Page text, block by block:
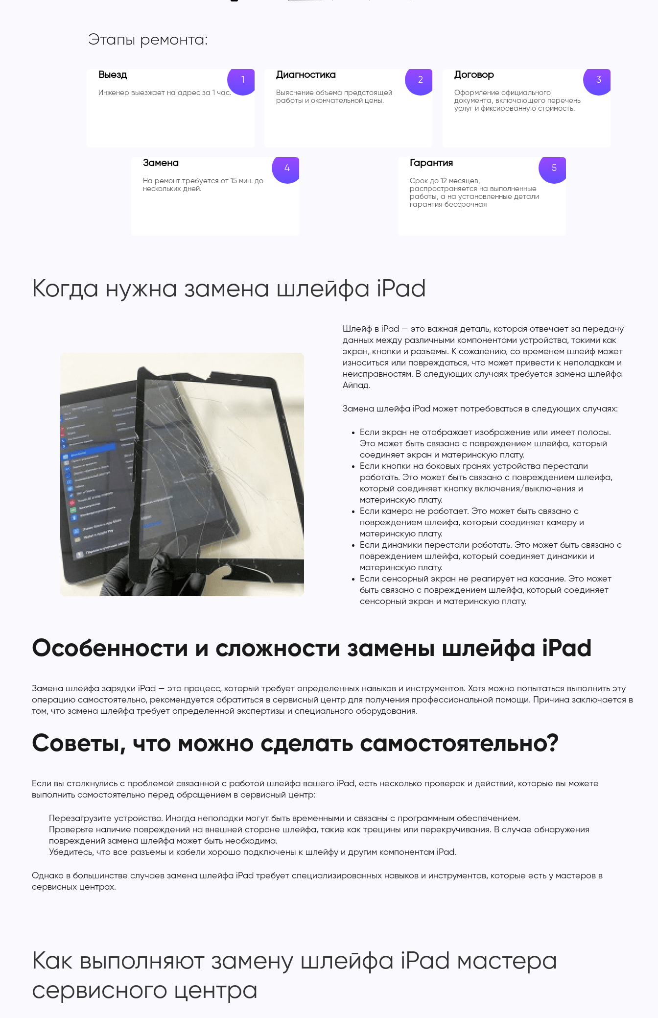
Этапы ремонта:
Выезд
Инженер выезжает на адрес за 1 час.
Диагностика
Выяснение объема предстоящей
работы и окончательной цены.
Договор
Оформление официального
документа, включающего перечень
услуг и фиксированную стоимость.
Замена
На ремонт требуется от 15 мин. до
нескольких дней.
Гарантия
Срок до 12 месяцев,
распространяется на выполненные
работы, а на установленные детали
гарантия бессрочная
Когда нужна замена шлейфа iPad
Шлейф в iPad — это важная деталь, которая отвечает за передачу
данных между различными компонентами устройства, такими как
экран, кнопки и разъемы. К сожалению, со временем шлейф может
износиться или повреждаться, что может привести к неполадкам и
неисправностям. В следующих случаях требуется замена шлейфа
Айпад.
Замена шлейфа iPad может потребоваться в следующих случаях:
Если экран не отображает изображение или имеет полосы.
Это может быть связано с повреждением шлейфа, который
соединяет экран и материнскую плату.
Если кнопки на боковых гранях устройства перестали
работать. Это может быть связано с повреждением шлейфа,
который соединяет кнопку включения/выключения и
материнскую плату.
Если камера не работает. Это может быть связано с
повреждением шлейфа, который соединяет камеру и
материнскую плату.
Если динамики перестали работать. Это может быть связано с
повреждением шлейфа, который соединяет динамики и
материнскую плату.
Если сенсорный экран не реагирует на касание. Это может
быть связано с повреждением шлейфа, который соединяет
сенсорный экран и материнскую плату.
Особенности и сложности замены шлейфа iPad
Замена шлейфа зарядки iPad — это процесс, который требует определенных навыков и инструментов. Хотя можно попытаться выполнить эту
операцию самостоятельно, рекомендуется обратиться в сервисный центр для получения профессиональной помощи. Причина заключается в
том, что замена шлейфа требует определенной экспертизы и специального оборудования.
Советы, что можно сделать самостоятельно?
Если вы столкнулись с проблемой связанной с работой шлейфа вашего iPad, есть несколько проверок и действий, которые вы можете
выполнить самостоятельно перед обращением в сервисный центр:
Перезагрузите устройство. Иногда неполадки могут быть временными и связаны с программным обеспечением.
Проверьте наличие повреждений на внешней стороне шлейфа, такие как трещины или перекручивания. В случае обнаружения
повреждений замена шлейфа может быть необходима.
Убедитесь, что все разъемы и кабели хорошо подключены к шлейфу и другим компонентам iPad.
Однако в большинстве случаев замена шлейфа iPad требует специализированных навыков и инструментов, которые есть у мастеров в
сервисных центрах.
Как выполняют замену шлейфа iPad мастера
сервисного центра